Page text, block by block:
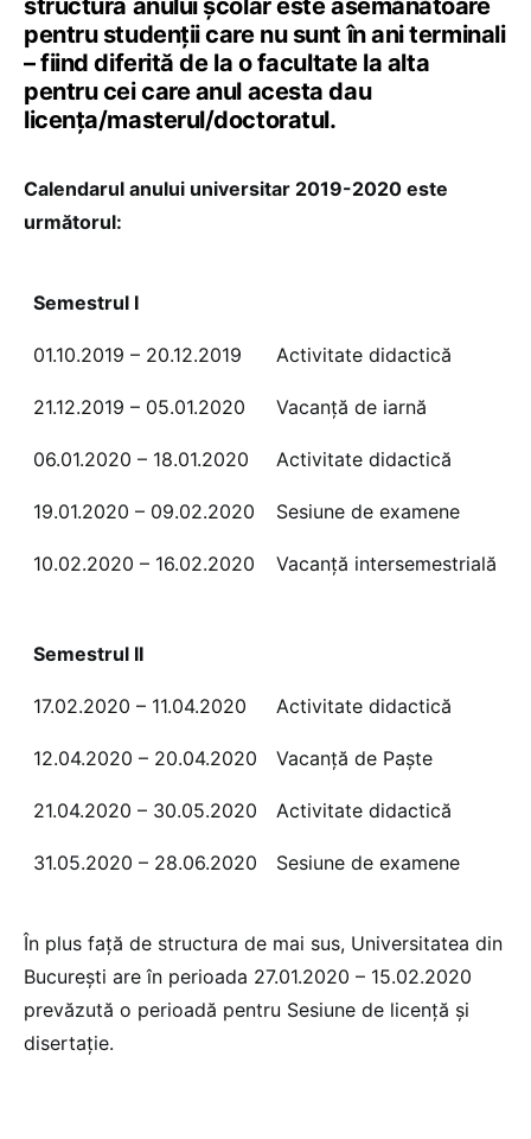
structura anului școlar este asemănătoare
pentru studenții care nu sunt în ani terminali
– fiind diferită de la o facultate la alta
pentru cei care anul acesta dau
licența/masterul/doctoratul.
Calendarul anului universitar 2019-2020 este
următorul:
Semestrul I
01.10.2019 – 20.12.2019 Activitate didactică
21.12.2019 – 05.01.2020 Vacanţă de iarnă
06.01.2020 – 18.01.2020 Activitate didactică
19.01.2020 – 09.02.2020 Sesiune de examene
10.02.2020 – 16.02.2020 Vacanţă intersemestrială
Semestrul II
17.02.2020 – 11.04.2020 Activitate didactică
12.04.2020 – 20.04.2020 Vacanță de Paște
21.04.2020 – 30.05.2020 Activitate didactică
31.05.2020 – 28.06.2020 Sesiune de examene
În plus față de structura de mai sus, Universitatea din
București are în perioada 27.01.2020 – 15.02.2020
prevăzută o perioadă pentru Sesiune de licenţă și
disertaţie.